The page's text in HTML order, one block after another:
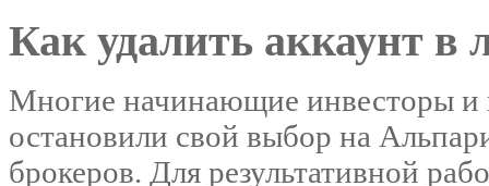
Как удалить аккаунт в
Многие начинающие инвесторы и
остановили свой выбор на
брокеров. Для результативной